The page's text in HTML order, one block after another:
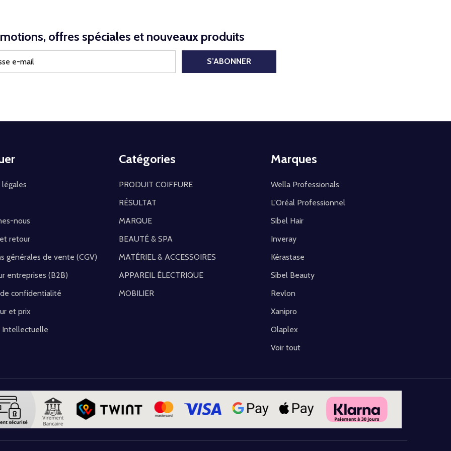
offres spéciales et nouveaux produits
S’ABONNER
nous
retour
générales de vente (CGV)
entreprises (B2B)
confidentialité
et prix
Intellectuelle
Catégories
PRODUIT COIFFURE
RÉSULTAT
MARQUE
BEAUTÉ & SPA
MATÉRIEL & ACCESSOIRES
APPAREIL ÉLECTRIQUE
MOBILIER
Marques
Wella Professionals
L'Oréal Professionnel
Sibel Hair
Inveray
Kérastase
Sibel Beauty
Revlon
Xanipro
Olaplex
Voir tout